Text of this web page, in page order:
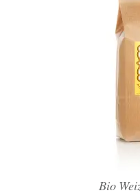
Bio